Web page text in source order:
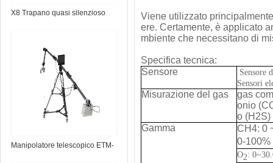
X8 Trapano quasi silenzioso
Manipolatore telescopico ETM-
Viene utilizzato
ere. Certamente, è applicato
mbiente che necessitano di
Specifica tecnica:
Sensore
Sensore
Sensori
Misurazione del gas
gas
onio
o (H2S)
Gamma
CH4: 0
0-100%
O2: